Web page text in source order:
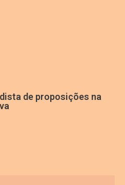
de proposições na